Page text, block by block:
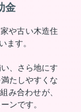
金
や古い木造住
ます。
、さら地にす
たしやすくな
み合わせが、
ンです。